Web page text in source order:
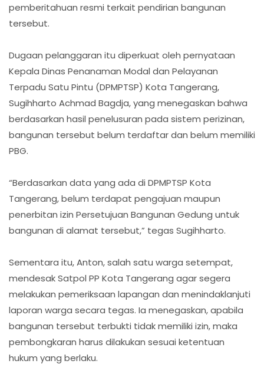
pemberitahuan resmi terkait pendirian bangunan
tersebut.
Dugaan pelanggaran itu diperkuat oleh pernyataan
Kepala Dinas Penanaman Modal dan Pelayanan
Terpadu Satu Pintu (DPMPTSP) Kota Tangerang,
Sugihharto Achmad Bagdja, yang menegaskan bahwa
berdasarkan hasil penelusuran pada sistem perizinan,
bangunan tersebut belum terdaftar dan belum memiliki
PBG.
“Berdasarkan data yang ada di DPMPTSP Kota
Tangerang, belum terdapat pengajuan maupun
penerbitan izin Persetujuan Bangunan Gedung untuk
bangunan di alamat tersebut,” tegas Sugihharto.
Sementara itu, Anton, salah satu warga setempat,
mendesak Satpol PP Kota Tangerang agar segera
melakukan pemeriksaan lapangan dan menindaklanjuti
laporan warga secara tegas. Ia menegaskan, apabila
bangunan tersebut terbukti tidak memiliki izin, maka
pembongkaran harus dilakukan sesuai ketentuan
hukum yang berlaku.